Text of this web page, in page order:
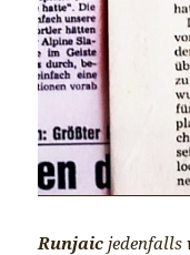
Runjaic